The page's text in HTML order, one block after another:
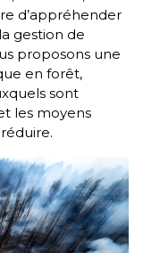
d’appréhender
gestion de
proposons une
en forêt,
sont
les moyens